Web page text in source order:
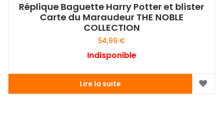
Réplique Baguette Harry Potter et blister
Carte du Maraudeur THE NOBLE
COLLECTION
54,99 €
Indisponible
Lire la suite